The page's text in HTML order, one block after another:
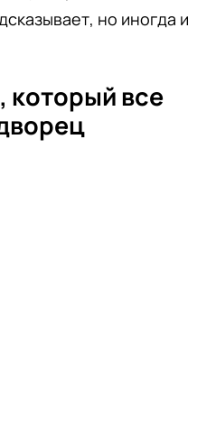
но иногда и
который все